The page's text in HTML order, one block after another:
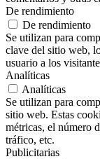
De rendimiento
De rendimiento
Se utilizan para
clave del sitio web,
usuario a los
Analíticas
Analíticas
Se utilizan para
sitio web. Estas
métricas, el número
tráfico, etc.
Publicitarias